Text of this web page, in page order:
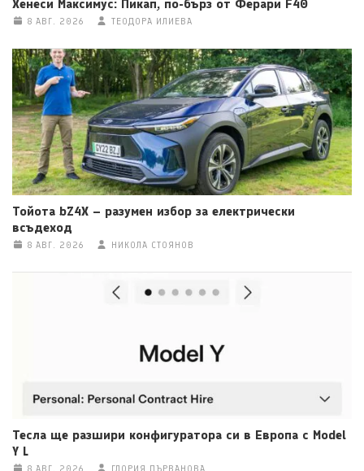
Хенеси Максимус: Пикап, по-бърз от Ферари F40
8 АВГ. 2026 ТЕОДОРА ИЛИЕВА
Тойота bZ4X – разумен избор за електрически
всъдеход
8 АВГ. 2026 НИКОЛА СТОЯНОВ
Тесла ще разшири конфигуратора си в Европа с Model
Y L
8 АВГ. 2026 ГЛОРИЯ ПЪРВАНОВА